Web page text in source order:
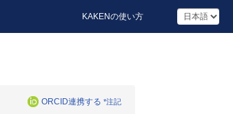
KAKENの使い方
ORCID連携する *注記